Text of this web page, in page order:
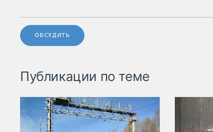
ОБСУДИТЬ
Публикации по теме